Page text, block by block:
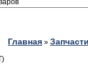
Главная »